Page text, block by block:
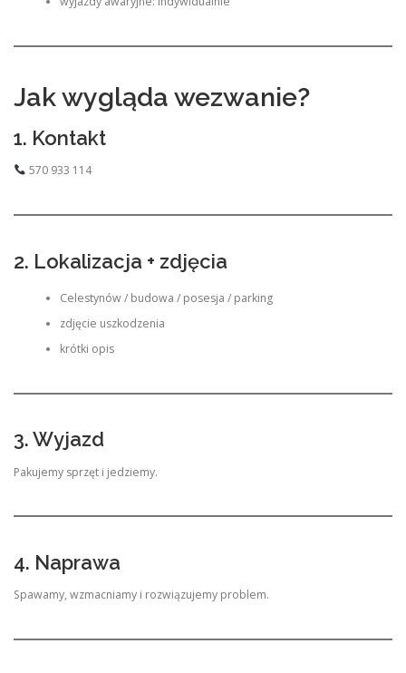
Jak wygląda wezwanie?
1. Kontakt
570 933 114
2. Lokalizacja + zdjęcia
Celestynów / budowa / posesja / parking
zdjęcie uszkodzenia
krótki opis
3. Wyjazd
Pakujemy sprzęt i jedziemy.
4. Naprawa
Spawamy, wzmacniamy i rozwiązujemy problem.